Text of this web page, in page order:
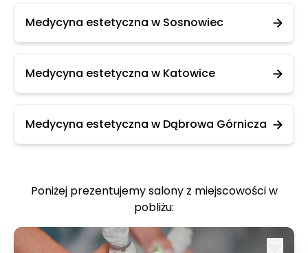
Medycyna estetyczna w Sosnowiec
Medycyna estetyczna w Katowice
Medycyna estetyczna w Dąbrowa Górnicza
Poniżej prezentujemy salony z miejscowości w
pobliżu: